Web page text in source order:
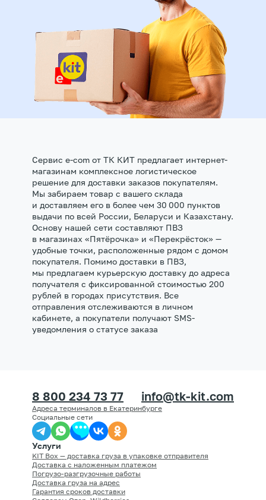
Сервис e-com от ТК КИТ предлагает интернет-
магазинам комплексное логистическое
решение для доставки заказов покупателям.
Мы забираем товар с вашего склада
и доставляем его в более чем 30 000 пунктов
выдачи по всей России, Беларуси и Казахстану.
Основу нашей сети составляют ПВЗ
в магазинах «Пятёрочка» и «Перекрёсток» —
удобные точки, расположенные рядом с домом
покупателя. Помимо доставки в ПВЗ,
мы предлагаем курьерскую доставку до адреса
получателя с фиксированной стоимостью 200
рублей в городах присутствия. Все
отправления отслеживаются в личном
кабинете, а покупатели получают SMS-
уведомления о статусе заказа
8 800 234 73 77 info@tk-kit.com
Адреса терминалов в Екатеринбурге
Социальные сети
Услуги
KIT Box — доставка груза в упаковке отправителя
Доставка с наложенным платежом
Погрузо-разгрузочные работы
Доставка груза на адрес
Гарантия сроков доставки